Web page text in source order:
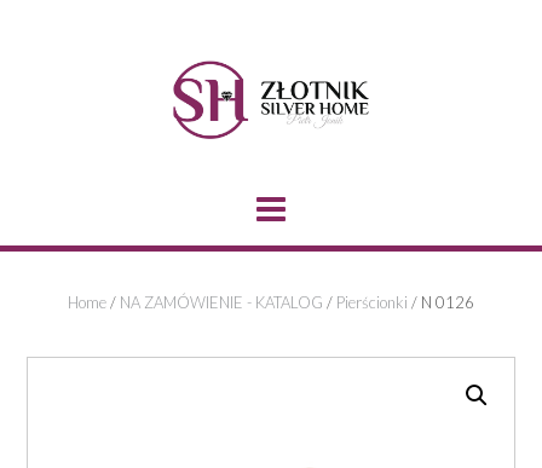
Home/ NA ZAMÓWIENIE - KATALOG / Pierścionki / N 0126